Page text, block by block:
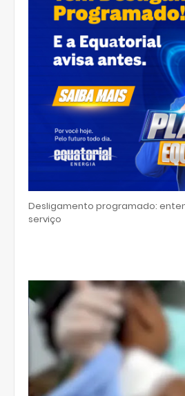
Desligamento programado:
serviço